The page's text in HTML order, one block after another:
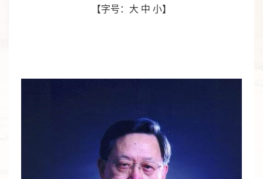
【字号： 大 中 小】